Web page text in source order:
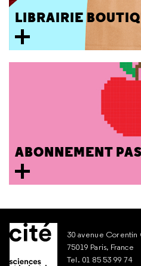
LIBRAIRIE
ABONNEMENT
30 avenue Corentin
75019 Paris, France
Tel. 01 85 53 99 74